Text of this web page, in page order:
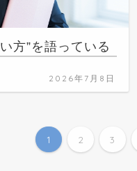
方”を語っている
2026年7月8日
1 2 3